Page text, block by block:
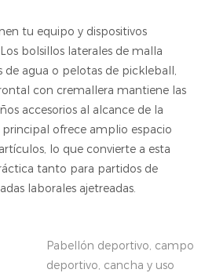
tu equipo y dispositivos
bolsillos laterales de malla
agua o pelotas de pickleball,
con cremallera mantiene las
accesorios al alcance de la
ofrece amplio espacio
lo que convierte a esta
tanto para partidos de
laborales ajetreadas.
Pabellón deportivo, campo
deportivo, cancha y uso